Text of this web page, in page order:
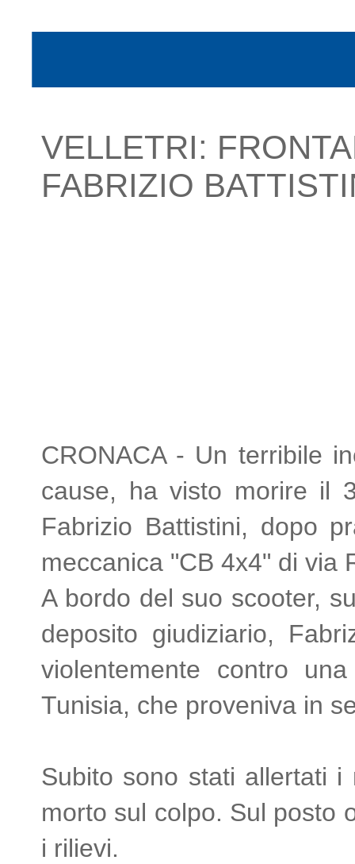
VELLETRI:
FABRIZIO
CRONACA - Un terribile
cause, ha visto morire il
Fabrizio Battistini, dopo
meccanica "CB 4x4" di via
A bordo del suo scooter,
deposito giudiziario,
violentemente contro
Tunisia, che proveniva in
Subito sono stati allertati
morto sul colpo. Sul posto
i rilievi.